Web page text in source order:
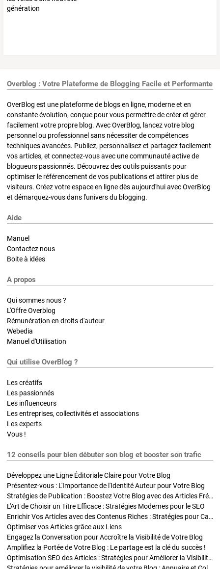
Overblog : Votre Plateforme de Blogging Facile et Performante
OverBlog est une plateforme de blogs en ligne, moderne et en
constante évolution, conçue pour vous permettre de créer et gérer
facilement votre propre blog. Avec OverBlog, lancez votre blog
personnel ou professionnel sans nécessiter de compétences
techniques avancées. Publiez, personnalisez et partagez facilement
vos articles, et connectez-vous avec une communauté active de
blogueurs passionnés. Découvrez des outils puissants pour
optimiser le référencement de vos publications et attirer plus de
visiteurs. Créez votre espace en ligne dès aujourd'hui avec OverBlog
et démarquez-vous dans l'univers du blogging.
Aide
Manuel
Contactez nous
Boite à idées
A propos
Qui sommes nous ?
L'Offre Overblog
Rémunération en droits d'auteur
Webedia
Manuel d'Utilisation
Qui utilise OverBlog ?
Les créatifs
Les passionnés
Les influenceurs
Les entreprises, collectivités et associations
Les experts
Vous !
12 conseils pour bien débuter son blog et booster son trafic
Développez une Ligne Éditoriale Claire pour Votre Blog
Présentez-vous : L'Importance de l'Identité Auteur pour Votre Blog
Stratégies de Publication : Boostez Votre Blog avec des Articles Fréquents et Exclusifs
L'Art de Choisir un Titre Efficace : Stratégies Modernes pour le SEO
Enrichir Vos Articles avec des Contenus Riches : Stratégies pour Captiver et Optimiser
Optimiser vos Articles grâce aux Liens
Engagez la Conversation pour Accroître la Visibilité de Votre Blog
Amplifiez la Portée de Votre Blog : Le partage est la clé du succès !
Optimisation SEO des Articles : Stratégies pour Améliorer la Visibilité de Votre Blog